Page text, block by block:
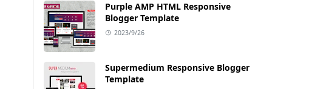
Purple AMP HTML Responsive
Blogger Template
2023/9/26
Supermedium Responsive Blogger
Template